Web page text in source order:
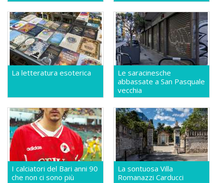
La letteratura esoterica
Le saracinesche
abbassate a San Pasquale
vecchia
I calciatori del Bari anni 90
che non ci sono più
La sontuosa Villa
Romanazzi Carducci